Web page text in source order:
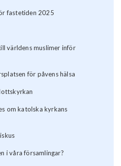
fastetiden 2025
världens muslimer inför
för påvens hälsa
om katolska kyrkans
i våra församlingar?